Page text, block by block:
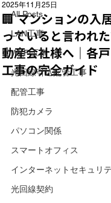
All Posts
LAN工事
Wi-Fi工事
光回線引込配管工事
配管工事
防犯カメラ
パソコン関係
スマートオフィス
インターネットセキュリ
光回線契約
🏢 マンションの入
っていると言われ
動産会社様へ｜各
工事の完全ガイド
2025年11月25日